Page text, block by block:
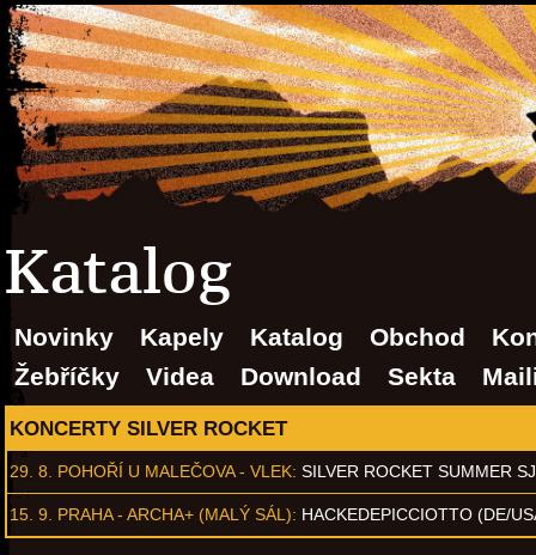
Katalog
Novinky Kapely Katalog Obchod
Žebříčky
Videa Download Sekta
KONCERTY SILVER ROCKET
29. 8. POHOŘÍ U MALEČOVA - VLEK: SILVER ROCKET SUMMER
15. 9. PRAHA - ARCHA+ (MALÝ SÁL): HACKEDEPICCIOTTO (DE/